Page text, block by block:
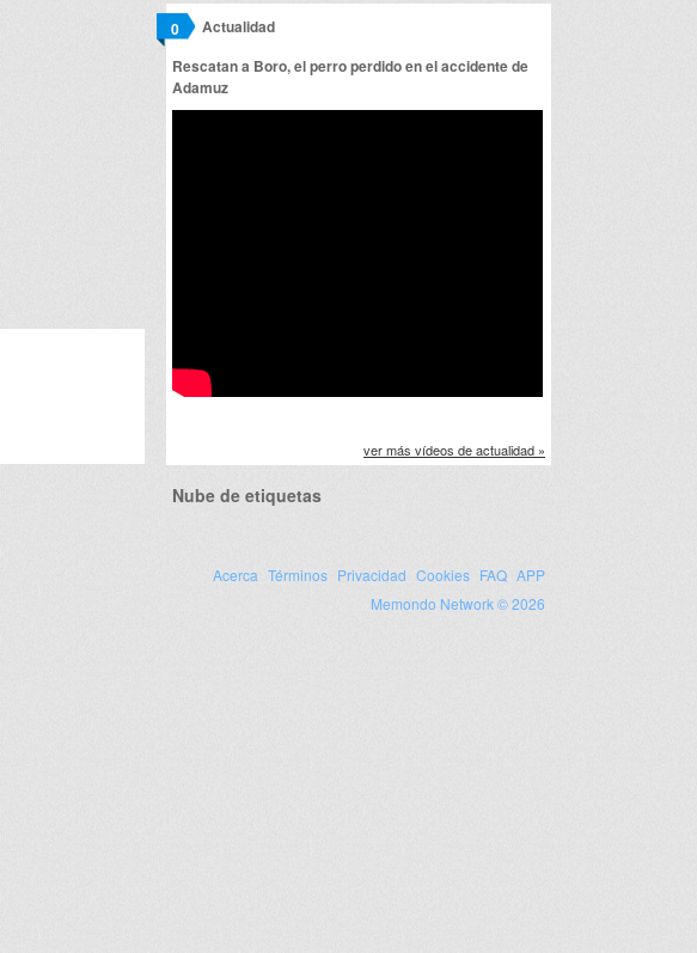
Actualidad
0
Rescatan a Boro, el perro perdido en el accidente de
Adamuz
ver más vídeos de actualidad »
Nube de etiquetas
Acerca Términos Privacidad Cookies FAQ APP
Memondo Network © 2026